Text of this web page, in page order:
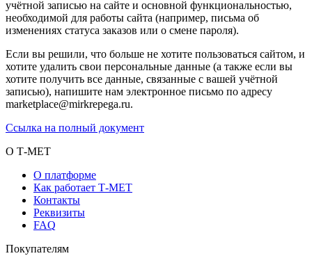
учётной записью на сайте и основной функциональностью,
необходимой для работы сайта (например, письма об
изменениях статуса заказов или о смене пароля).
Если вы решили, что больше не хотите пользоваться сайтом, и
хотите удалить свои персональные данные (а также если вы
хотите получить все данные, связанные с вашей учётной
записью), напишите нам электронное письмо по адресу
marketplace@mirkrepega.ru.
Ссылка на полный документ
О Т-МЕТ
О платформе
Как работает Т-МЕТ
Контакты
Реквизиты
FAQ
Покупателям